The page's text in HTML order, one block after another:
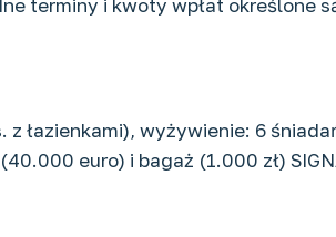
terminy i kwoty wpłat określone
łazienkami), wyżywienie: 6
euro) i bagaż (1.000 zł)